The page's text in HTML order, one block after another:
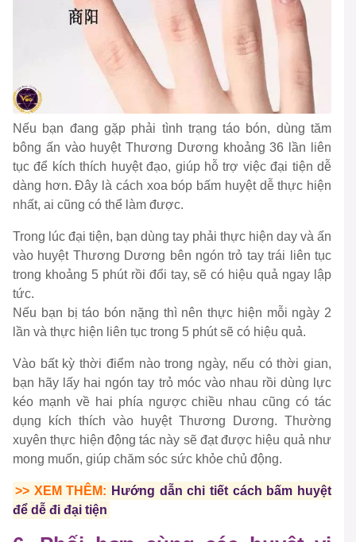
Nếu bạn đang gặp phải tình trạng táo bón, dùng tăm
bông ấn vào huyệt Thương Dương khoảng 36 lần liên
tục để kích thích huyệt đạo, giúp hỗ trợ việc đại tiện dễ
dàng hơn. Đây là cách xoa bóp bấm huyệt dễ thực hiện
nhất, ai cũng có thể làm được.
Trong lúc đại tiện, bạn dùng tay phải thực hiện day và ấn
vào huyệt Thương Dương bên ngón trỏ tay trái liên tục
trong khoảng 5 phút rồi đổi tay, sẽ có hiệu quả ngay lập
tức.
Nếu bạn bị táo bón nặng thì nên thực hiện mỗi ngày 2
lần và thực hiện liên tục trong 5 phút sẽ có hiệu quả.
Vào bất kỳ thời điểm nào trong ngày, nếu có thời gian,
bạn hãy lấy hai ngón tay trỏ móc vào nhau rồi dùng lực
kéo mạnh về hai phía ngược chiều nhau cũng có tác
dụng kích thích vào huyệt Thương Dương. Thường
xuyên thực hiện động tác này sẽ đạt được hiệu quả như
mong muốn, giúp chăm sóc sức khỏe chủ động.
>> XEM THÊM: Hướng dẫn chi tiết cách bấm huyệt
để dễ đi đại tiện